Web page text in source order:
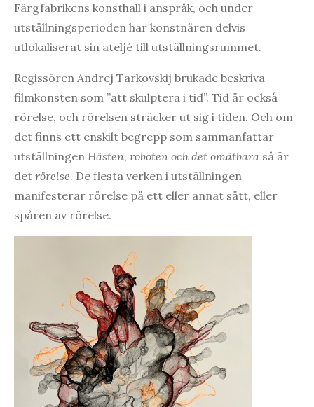
Färgfabrikens konsthall i anspråk, och under
utställningsperioden har konstnären delvis
utlokaliserat sin ateljé till utställningsrummet.
Regissören Andrej Tarkovskij brukade beskriva
filmkonsten som ”att skulptera i tid”. Tid är också
rörelse, och rörelsen sträcker ut sig i tiden. Och om
det finns ett enskilt begrepp som sammanfattar
utställningen Hästen, roboten och det omätbara så är
det rörelse. De flesta verken i utställningen
manifesterar rörelse på ett eller annat sätt, eller
spåren av rörelse.